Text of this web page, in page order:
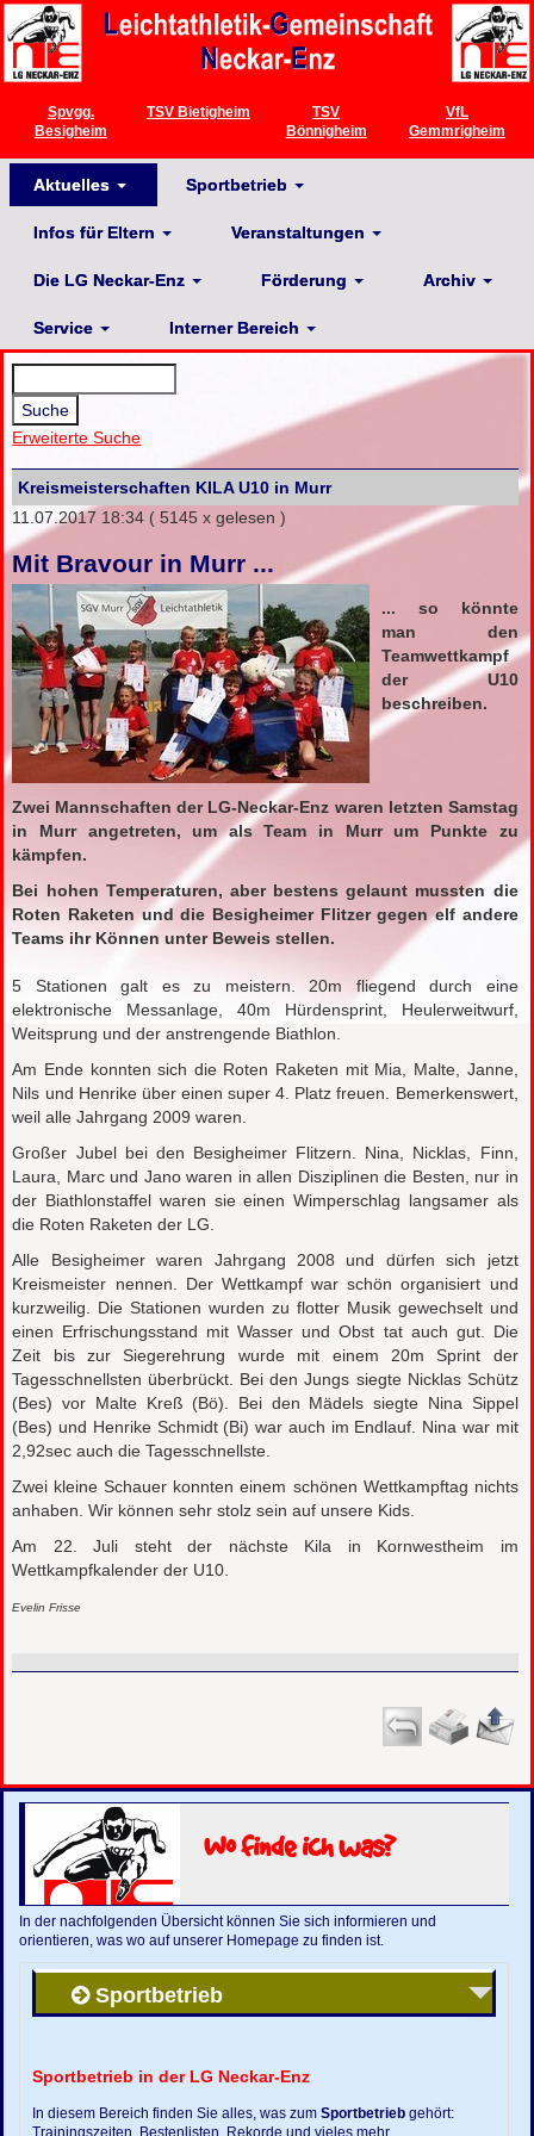
Spvgg.
Besigheim
TSV Bietigheim
TSV
Bönnigheim
VfL
Gemmrigheim
Aktuelles Sportbetrieb
Infos für Eltern Veranstaltungen
Die LG Neckar-Enz Förderung Archiv
Service Interner Bereich
Erweiterte Suche
Kreismeisterschaften KILA U10 in Murr
11.07.2017 18:34 ( 5145 x gelesen )
Mit Bravour in Murr ...
... so könnte
man den
Teamwettkampf
der U10
beschreiben.
Zwei Mannschaften der LG-Neckar-Enz waren letzten Samstag
in Murr angetreten, um als Team in Murr um Punkte zu
kämpfen.
Bei hohen Temperaturen, aber bestens gelaunt mussten die
Roten Raketen und die Besigheimer Flitzer gegen elf andere
Teams ihr Können unter Beweis stellen.
5 Stationen galt es zu meistern. 20m fliegend durch eine
elektronische Messanlage, 40m Hürdensprint, Heulerweitwurf,
Weitsprung und der anstrengende Biathlon.
Am Ende konnten sich die Roten Raketen mit Mia, Malte, Janne,
Nils und Henrike über einen super 4. Platz freuen. Bemerkenswert,
weil alle Jahrgang 2009 waren.
Großer Jubel bei den Besigheimer Flitzern. Nina, Nicklas, Finn,
Laura, Marc und Jano waren in allen Disziplinen die Besten, nur in
der Biathlonstaffel waren sie einen Wimperschlag langsamer als
die Roten Raketen der LG.
Alle Besigheimer waren Jahrgang 2008 und dürfen sich jetzt
Kreismeister nennen. Der Wettkampf war schön organisiert und
kurzweilig. Die Stationen wurden zu flotter Musik gewechselt und
einen Erfrischungsstand mit Wasser und Obst tat auch gut. Die
Zeit bis zur Siegerehrung wurde mit einem 20m Sprint der
Tagesschnellsten überbrückt. Bei den Jungs siegte Nicklas Schütz
(Bes) vor Malte Kreß (Bö). Bei den Mädels siegte Nina Sippel
(Bes) und Henrike Schmidt (Bi) war auch im Endlauf. Nina war mit
2,92sec auch die Tagesschnellste.
Zwei kleine Schauer konnten einem schönen Wettkampftag nichts
anhaben. Wir können sehr stolz sein auf unsere Kids.
Am 22. Juli steht der nächste Kila in Kornwestheim im
Wettkampfkalender der U10.
Evelin Frisse
Wo finde ich was?
In der nachfolgenden Übersicht können Sie sich informieren und
orientieren, was wo auf unserer Homepage zu finden ist.
Sportbetrieb
Sportbetrieb in der LG Neckar-Enz
In diesem Bereich finden Sie alles, was zumSportbetrieb gehört:
Trainingszeiten, Bestenlisten, Rekorde und vieles mehr.